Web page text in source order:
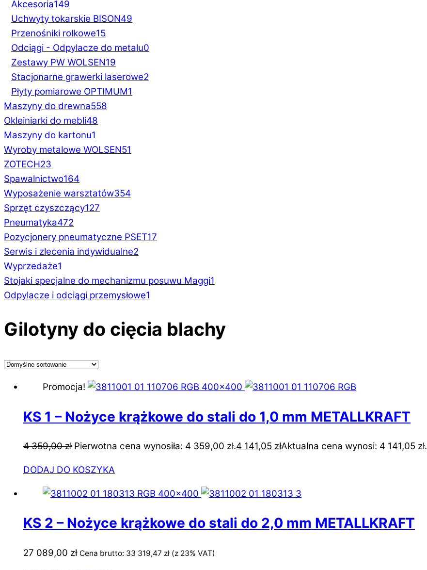
Akcesoria149
Uchwyty tokarskie BISON49
Przenośniki rolkowe15
Odciągi - Odpylacze do metalu0
Zestawy PW WOLSEN19
Stacjonarne grawerki laserowe2
Płyty pomiarowe OPTIMUM1
Maszyny do drewna558
Okleiniarki do mebli48
Maszyny do kartonu1
Wyroby metalowe WOLSEN51
ZOTECH23
Spawalnictwo164
Wyposażenie warsztatów354
Sprzęt czyszczący127
Pneumatyka472
Pozycjonery pneumatyczne PSET17
Serwis i zlecenia indywidualne2
Wyprzedaże1
Stojaki specjalne do mechanizmu posuwu Maggi1
Odpylacze i odciągi przemysłowe1
Gilotyny do cięcia blachy
Promocja!
KS 1 – Nożyce krążkowe do stali do 1,0 mm METALLKRAFT
4 359,00zł Pierwotna cena wynosiła: 4 359,00 zł.4 141,05 złAktualna cena wynosi: 4 141,05 zł.
DODAJ DO KOSZYKA
KS 2 – Nożyce krążkowe do stali do 2,0 mm METALLKRAFT
27 089,00 zł Cena brutto: 33 319,47 zł (z 23% VAT)